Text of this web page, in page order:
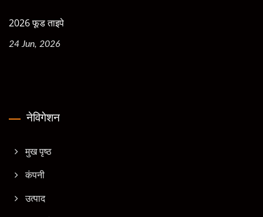
2026 फूड ताइपे
24 Jun, 2026
नेविगेशन
मुख पृष्ठ
कंपनी
उत्पाद